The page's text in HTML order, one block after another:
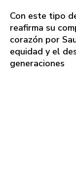
Con este tipo
reafirma su
corazón por
equidad y el
generaciones